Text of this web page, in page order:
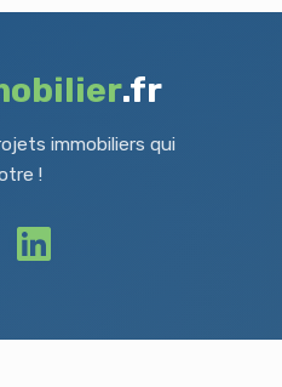
.fr
immobiliers qui
!